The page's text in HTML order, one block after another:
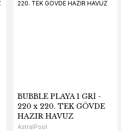
BUBBLE PLAYA 1 GRİ -
220 x 220. TEK GÖVDE
HAZIR HAVUZ
AstralPool